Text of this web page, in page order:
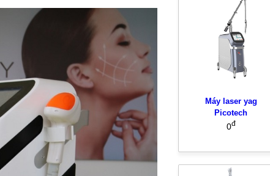
Máy laser yag
Picotech
0đ